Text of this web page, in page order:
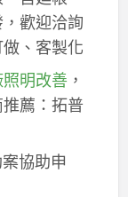
，歡迎洽詢
、客製化
照明改善，
薦：拓普
協助申